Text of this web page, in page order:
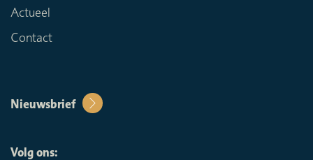
Actueel
Contact
Nieuwsbrief
Volg ons: